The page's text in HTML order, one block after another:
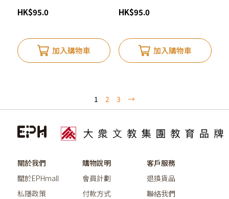
HK$95.0
加入購物車
HK$95.0
加入購物車
1 2 3 →
關於我們
關於EPHmall
私隱政策
購物說明
會員計劃
付款方式
客戶服務
退換貨品
聯絡我們